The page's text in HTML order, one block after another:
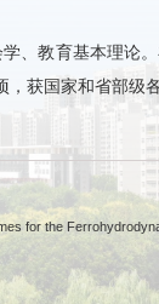
、教育基本理论
获国家和省部级
for the